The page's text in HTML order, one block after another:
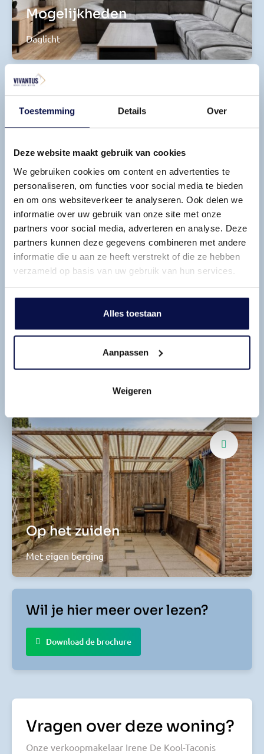
Toestemming Details Over
Deze website maakt gebruik van cookies
We gebruiken cookies om content en advertenties te
personaliseren, om functies voor social media te bieden
en om ons websiteverkeer te analyseren. Ook delen we
informatie over uw gebruik van onze site met onze
partners voor social media, adverteren en analyse. Deze
partners kunnen deze gegevens combineren met andere
informatie die u aan ze heeft verstrekt of die ze hebben
verzameld op basis van uw gebruik van hun services.
Alles toestaan
Aanpassen
Weigeren
Mogelijkheden
Daglicht
Modern
Ruimte
Drie slaapkamers
Op het zuiden
Met eigen berging
Wil je hier meer over lezen?
Download de brochure
Vragen over deze woning?
Onze verkoopmakelaar Irene De Kool-Taconis